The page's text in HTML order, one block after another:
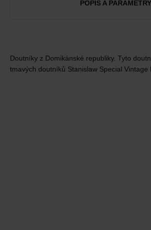
POPIS A PARAMETRY
Doutníky z Domikánské republiky. Tyto
tmavých doutníků Stanislaw Special Vintage